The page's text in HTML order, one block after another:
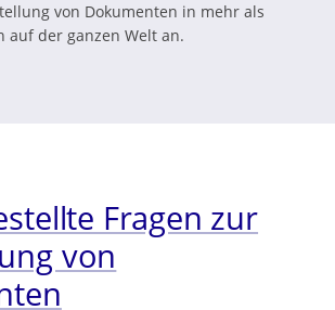
von Dokumenten in mehr als
auf der ganzen Welt an.
Fragen zur
von